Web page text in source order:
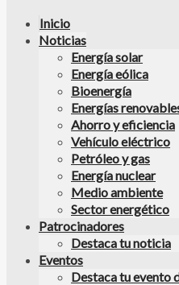
Inicio
Noticias
Energía solar
Energía eólica
Bioenergía
Energías
Ahorro y eficiencia
Vehículo eléctrico
Petróleo y gas
Energía nuclear
Medio ambiente
Sector energético
Patrocinadores
Destaca tu noticia
Eventos
Destaca tu evento